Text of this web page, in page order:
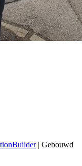
| Gebouwd